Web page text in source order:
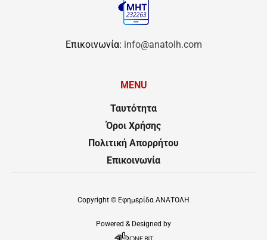
Επικοινωνία: info@anatolh.com
MENU
Ταυτότητα
Όροι Χρήσης
Πολιτική Απορρήτου
Επικοινωνία
Copyright © Εφημερίδα ΑΝΑΤΟΛΗ
Powered & Designed by